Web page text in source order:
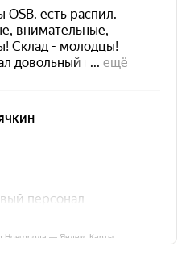
Новгорода — Яндекс Карты